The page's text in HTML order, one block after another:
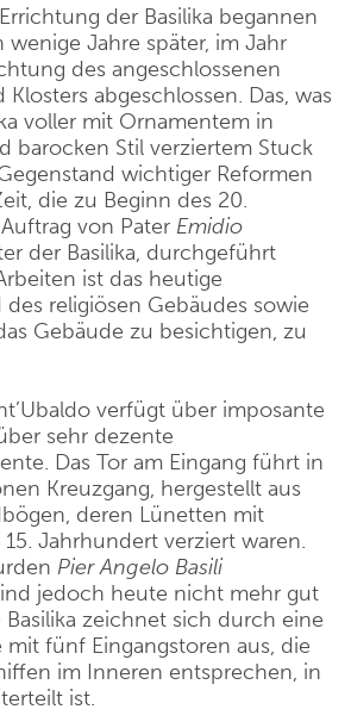
der Basilika begannen
wenige Jahre später, im Jahr
des angeschlossenen
Klosters abgeschlossen. Das, was
voller mit Ornamentem in
barocken Stil verziertem Stuck
wichtiger Reformen
die zu Beginn des 20.
von Pater Emidio
der Basilika, durchgeführt
ist das heutige
religiösen Gebäudes sowie
Gebäude zu besichtigen, zu
verfügt über imposante
sehr dezente
Das Tor am Eingang führt in
Kreuzgang, hergestellt aus
deren Lünetten mit
Jahrhundert verziert waren.
Pier Angelo Basili
jedoch heute nicht mehr gut
zeichnet sich durch eine
mit fünf Eingangstoren aus, die
im Inneren entsprechen, in
ist.